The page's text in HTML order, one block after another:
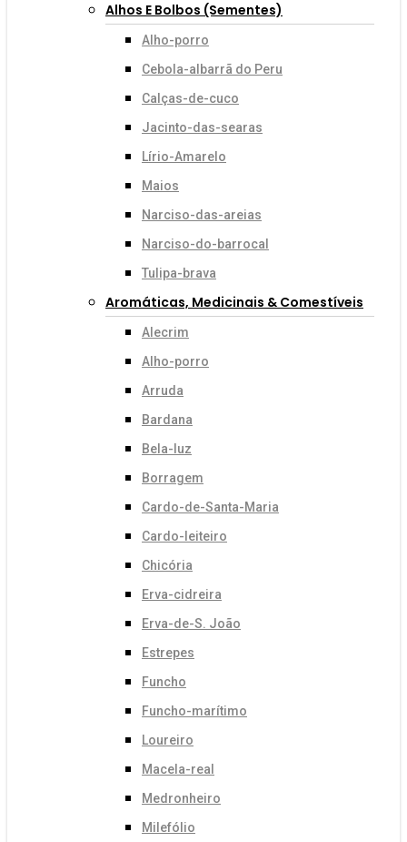
Alhos E Bolbos (sementes)
Alho-porro
Cebola-albarrã do Peru
Calças-de-cuco
Jacinto-das-searas
Lírio-Amarelo
Maios
Narciso-das-areias
Narciso-do-barrocal
Tulipa-brava
Aromáticas, Medicinais & Comestíveis
Alecrim
Alho-porro
Arruda
Bardana
Bela-luz
Borragem
Cardo-de-Santa-Maria
Cardo-leiteiro
Chicória
Erva-cidreira
Erva-de-S. João
Estrepes
Funcho
Funcho-marítimo
Loureiro
Macela-real
Medronheiro
Milefólio